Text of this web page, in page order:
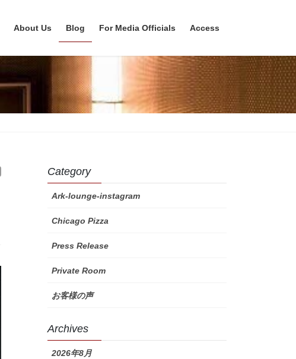
About Us Blog For Media Officials Access
Category
Ark-lounge-instagram
Chicago Pizza
Press Release
Private Room
お客様の声
Archives
2026年8月